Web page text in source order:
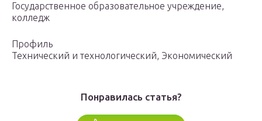
Государственное образовательное учреждение,
колледж
Профиль
Технический и технологический, Экономический
Понравилась статья?